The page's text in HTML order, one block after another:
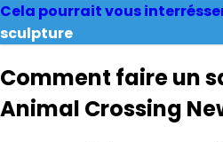
Cela pourrait vous
sculpture
Comment faire un
Animal Crossing